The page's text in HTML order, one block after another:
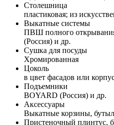
Столешница
пластиковая; из
Выкатные системы
ПВШ полного
(Россия) и др.
Сушка для посуды
Хромированная
Цоколь
в цвет фасадов или
Подъемники
BOYARD (Россия) и др.
Аксессуары
Выкатные корзины,
Пристеночный плинтус,